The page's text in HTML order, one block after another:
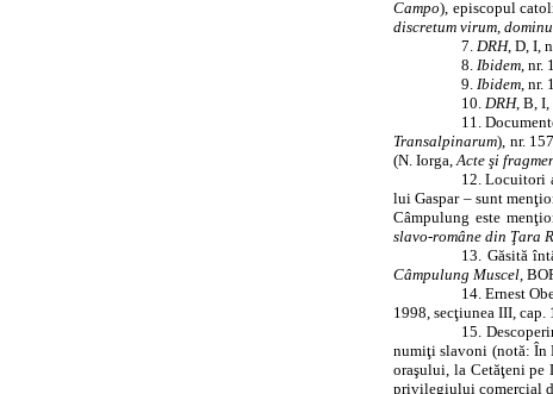
Campo), episcopul
discretum virum,
7. DRH, D, I,
8. Ibidem, nr.
9. Ibidem, nr.
10. DRH, B, I,
11.
Transalpinarum), nr.
(N. Iorga,Acte şi
12. Locuitori
lui Gaspar – sunt
Câmpulung este
slavo‑române din
13. Găsită
Câmpulung Muscel,
14. Ernest
1998, secţiunea III,
15.
numiţi slavoni (notă: În
oraşului, la Cetăţeni
privilegiului comercial